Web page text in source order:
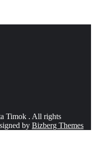
Timok . All rights
by Bizberg Themes